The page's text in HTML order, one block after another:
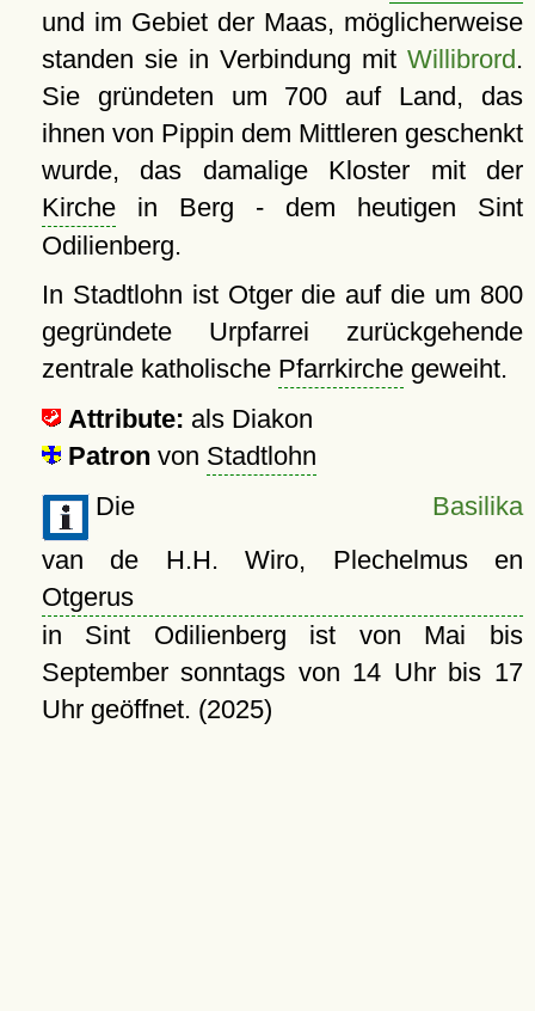
und im Gebiet der Maas, möglicherweise
standen sie in Verbindung mit Willibrord.
Sie gründeten um 700 auf Land, das
ihnen von Pippin dem Mittleren geschenkt
wurde, das damalige Kloster mit der
Kirchein Berg - dem heutigen Sint
Odilienberg.
In Stadtlohn ist Otger die auf die um 800
gegründete Urpfarrei zurückgehende
zentrale katholische Pfarrkirchegeweiht.
Attribute: als Diakon
Patron von Stadtlohn
Die Basilika
van de H.H. Wiro, Plechelmus en
Otgerus
in Sint Odilienberg ist von Mai bis
September sonntags von 14 Uhr bis 17
Uhr geöffnet. (2025)